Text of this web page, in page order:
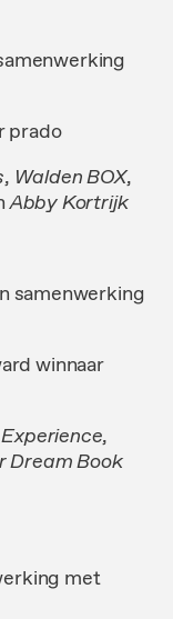
prado
, Walden BOX,
Abby Kortrijk
samenwerking
winnaar
,
Dream Book
met